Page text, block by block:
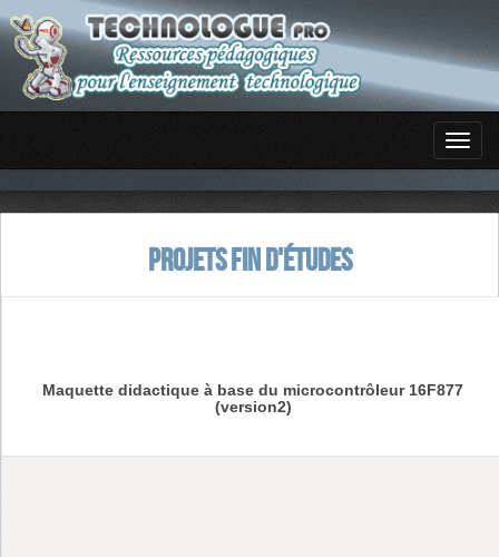
PROJETS FIN D'ÉTUDES
Maquette didactique à base du microcontrôleur 16F877
(version2)